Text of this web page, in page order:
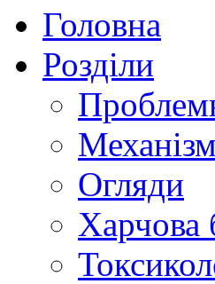
Головна
Розділи
Огляди
Харчова